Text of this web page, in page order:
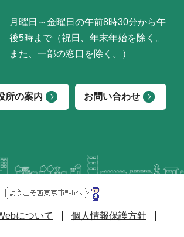
月曜日～金曜日の午前8時30分から午
後5時まで（祝日、年末年始を除く。
また、一部の窓口を除く。）
所の案内 お問い合わせ
について 個人情報保護方針